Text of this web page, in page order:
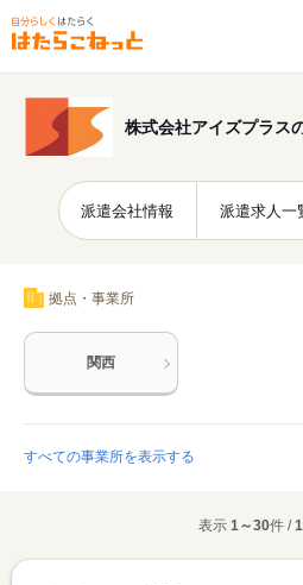
株式会社アイズプラス
派遣会社情報 派遣求人一
拠点・事業所
関西
すべての事業所を表示する
表示 1～30件 /